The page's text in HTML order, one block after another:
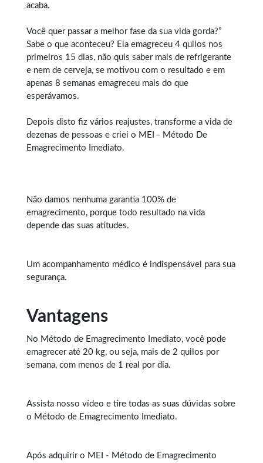
acaba.
Você quer passar a melhor fase da sua vida gorda?”
Sabe o que aconteceu? Ela emagreceu 4 quilos nos
primeiros 15 dias, não quis saber mais de refrigerante
e nem de cerveja, se motivou com o resultado e em
apenas 8 semanas emagreceu mais do que
esperávamos.
Depois disto fiz vários reajustes, transforme a vida de
dezenas de pessoas e criei o MEI - Método De
Emagrecimento Imediato.
Não damos nenhuma garantia 100% de
emagrecimento, porque todo resultado na vida
depende das suas atitudes.
Um acompanhamento médico é indispensável para sua
segurança.
Vantagens
No Método de Emagrecimento Imediato, você pode
emagrecer até 20 kg, ou seja, mais de 2 quilos por
semana, com menos de 1 real por dia.
Assista nosso vídeo e tire todas as suas dúvidas sobre
o Método de Emagrecimento Imediato.
Após adquirir o MEI - Método de Emagrecimento